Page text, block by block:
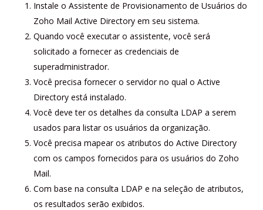
Instale o Assistente de Provisionamento de Usuários do
Zoho Mail Active Directory em seu sistema.
Quando você executar o assistente, você será
solicitado a fornecer as credenciais de
superadministrador.
Você precisa fornecer o servidor no qual o Active
Directory está instalado.
Você deve ter os detalhes da consulta LDAP a serem
usados ​​para listar os usuários da organização.
Você precisa mapear os atributos do Active Directory
com os campos fornecidos para os usuários do Zoho
Mail.
Com base na consulta LDAP e na seleção de atributos,
os resultados serão exibidos.